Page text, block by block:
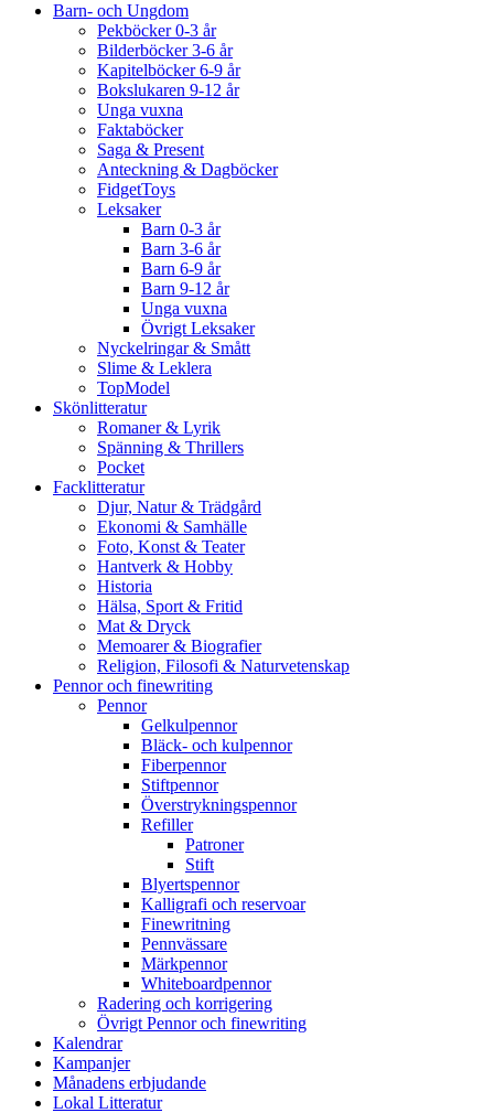
Barn- och Ungdom
Pekböcker 0-3 år
Bilderböcker 3-6 år
Kapitelböcker 6-9 år
Bokslukaren 9-12 år
Unga vuxna
Faktaböcker
Saga & Present
Anteckning & Dagböcker
FidgetToys
Leksaker
Barn 0-3 år
Barn 3-6 år
Barn 6-9 år
Barn 9-12 år
Unga vuxna
Övrigt Leksaker
Nyckelringar & Smått
Slime & Leklera
TopModel
Skönlitteratur
Romaner & Lyrik
Spänning & Thrillers
Pocket
Facklitteratur
Djur, Natur & Trädgård
Ekonomi & Samhälle
Foto, Konst & Teater
Hantverk & Hobby
Historia
Hälsa, Sport & Fritid
Mat & Dryck
Memoarer & Biografier
Religion, Filosofi & Naturvetenskap
Pennor och finewriting
Pennor
Gelkulpennor
Bläck- och kulpennor
Fiberpennor
Stiftpennor
Överstrykningspennor
Refiller
Patroner
Stift
Blyertspennor
Kalligrafi och reservoar
Finewritning
Pennvässare
Märkpennor
Whiteboardpennor
Radering och korrigering
Övrigt Pennor och finewriting
Kalendrar
Kampanjer
Månadens erbjudande
Lokal Litteratur